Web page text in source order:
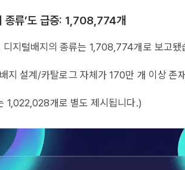
종류’도 급증: 1,708,774개
디지털배지의 종류는 1,708,774개로 보고됐
지 설계/카탈로그 자체가 170만 개 이상 존
1,022,028개로 별도 제시됩니다.)